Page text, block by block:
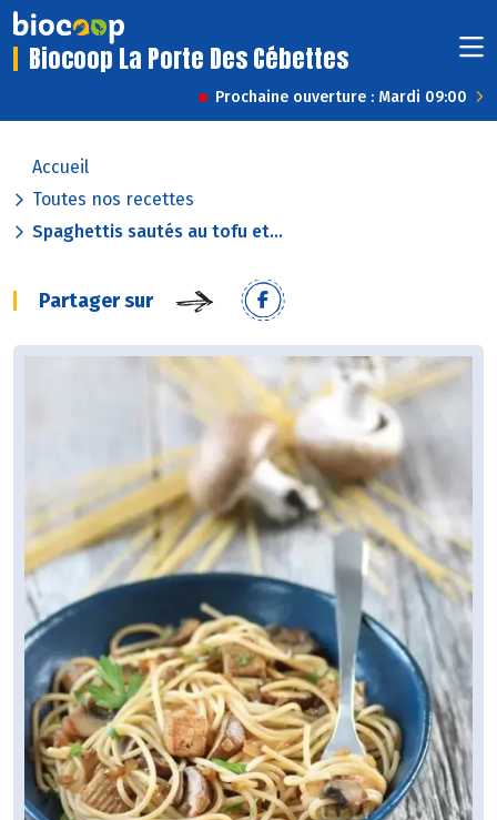
Biocoop La Porte Des Cébettes
Prochaine ouverture : Mardi 09:00
Accueil
Toutes nos recettes
Spaghettis sautés au tofu et...
Partager sur